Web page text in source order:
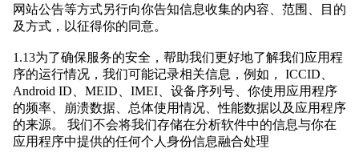
网站公告等方式另行向你告知信息收集的内容、范围、目的
及方式，以征得你的同意。
1.13为了确保服务的安全，帮助我们更好地了解我们应用程
序的运行情况，我们可能记录相关信息，例如， ICCID、
Android ID、MEID、IMEI、设备序列号、你使用应用程序
的频率、崩溃数据、总体使用情况、性能数据以及应用程序
的来源。 我们不会将我们存储在分析软件中的信息与你在
应用程序中提供的任何个人身份信息融合处理